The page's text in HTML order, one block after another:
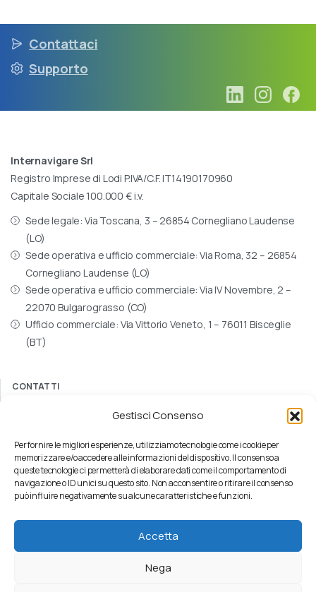
Gestisci Consenso
Per fornire le migliori esperienze, utilizziamo tecnologie come i cookie per
memorizzare e/o accedere alle informazioni del dispositivo. Il consenso a
queste tecnologie ci permetterà di elaborare dati come il comportamento di
navigazione o ID unici su questo sito. Non acconsentire o ritirare il consenso
può influire negativamente su alcune caratteristiche e funzioni.
Accetta
Nega
Contattaci
Supporto
Internavigare Srl
Registro Imprese di Lodi P.IVA/C.F. IT14190170960
Capitale Sociale 100.000 € i.v.
Sede legale: Via Toscana, 3 – 26854 Cornegliano Laudense
(LO)
Sede operativa e ufficio commerciale: Via Roma, 32 – 26854
Cornegliano Laudense (LO)
Sede operativa e ufficio commerciale: Via IV Novembre, 2 –
22070 Bulgarograsso (CO)
Ufficio commerciale: Via Vittorio Veneto, 1 – 76011 Bisceglie
(BT)
CONTATTI
commerciale@internavigare.com
SUPPORTO
supporto@internavigare.com
PARLA CON UN CONSULENTE